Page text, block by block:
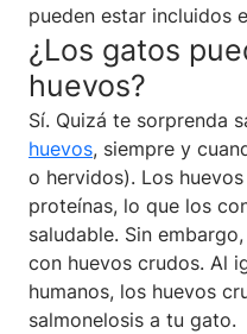
pueden estar incluidos
¿Los gatos
huevos?
Sí. Quizá te sorprenda
huevos, siempre y
o hervidos). Los
proteínas, lo que los
saludable. Sin
con huevos crudos. Al
humanos, los huevos
salmonelosis a tu gato.